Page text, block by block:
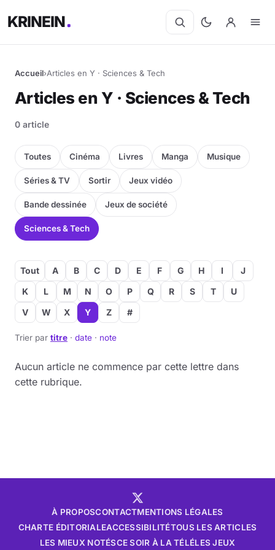
KRINEIN
Accueil›Articles en Y · Sciences & Tech
Articles en Y · Sciences & Tech
0 article
Toutes Cinéma Livres Manga Musique
Séries & TV Sortir Jeux vidéo
Bande dessinée Jeux de société
Sciences & Tech
Tout A B C D E F G H I
J
K
L M N O P Q R S T
U
V
W X Y Z #
Trier par titre · date · note
Aucun article ne commence par cette lettre dans
cette rubrique.
À PROPOSCONTACTMENTIONS LÉGALES
CHARTE ÉDITORIALEACCESSIBILITÉTOUS LES ARTICLES
LES MIEUX NOTÉSCE SOIR À LA TÉLÉLES JEUX